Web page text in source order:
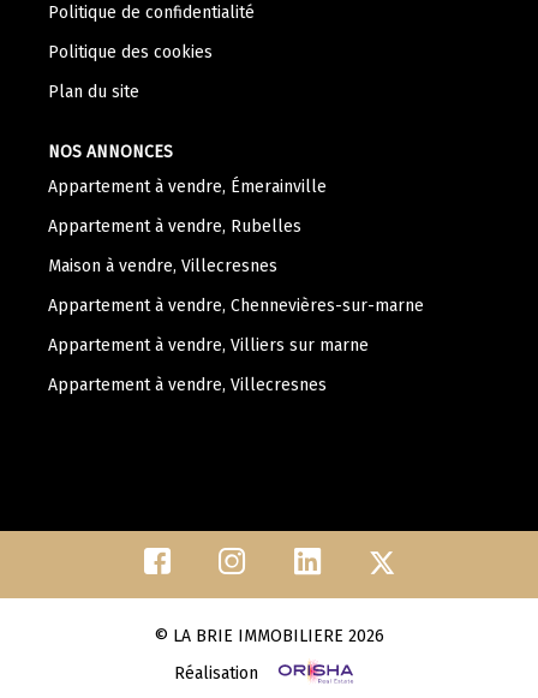
Politique de confidentialité
Politique des cookies
Plan du site
NOS ANNONCES
Appartement à vendre, Émerainville
Appartement à vendre, Rubelles
Maison à vendre, Villecresnes
Appartement à vendre, Chennevières-sur-marne
Appartement à vendre, Villiers sur marne
Appartement à vendre, Villecresnes
© LA BRIE IMMOBILIERE 2026
Réalisation